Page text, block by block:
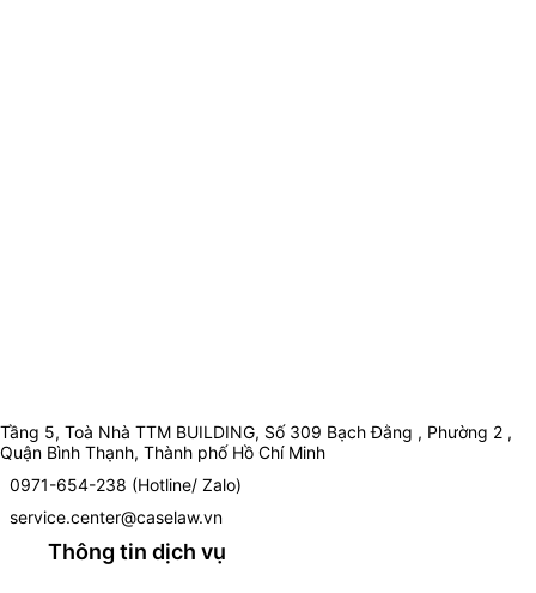
Tầng 5, Toà Nhà TTM BUILDING, Số 309 Bạch Đằng , Phường 2 ,
Quận Bình Thạnh, Thành phố Hồ Chí Minh
0971-654-238 (Hotline/ Zalo)
service.center@caselaw.vn
Thông tin dịch vụ